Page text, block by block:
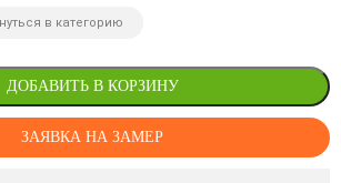
в категорию
ДОБАВИТЬ В КОРЗИНУ
ЗАЯВКА НА ЗАМЕР